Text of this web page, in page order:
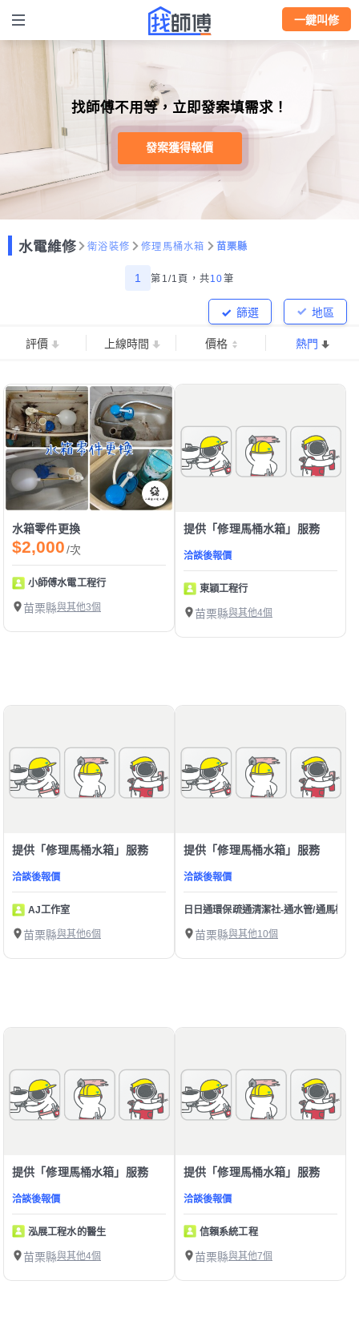
一鍵叫修
找師傅不用等，立即發案填需求！
發案獲得報價
水電維修 衛浴裝修 修理馬桶水箱 苗栗縣
1 第1/1頁， 共10筆
地區
篩選
評價 上線時間 價格 熱門
水箱零件更換
$2,000/次
小師傅水電工程行
苗栗縣與其他3個
提供「修理馬桶水箱」服務
洽談後報價
東穎工程行
苗栗縣與其他4個
提供「修理馬桶水箱」服務
洽談後報價
AJ工作室
苗栗縣與其他6個
提供「修理馬桶水箱」服務
洽談後報價
日日通環保疏通清潔社-通水管/通馬桶/
苗栗縣與其他10個
提供「修理馬桶水箱」服務
洽談後報價
泓展工程水的醫生
苗栗縣與其他4個
提供「修理馬桶水箱」服務
洽談後報價
信賴系統工程
苗栗縣與其他7個